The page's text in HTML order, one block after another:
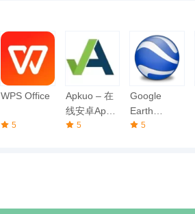
WPS Office
5
Apkuo – 在
线安卓Apk
下载器
5
Google
Earth
Pro（谷歌地
5